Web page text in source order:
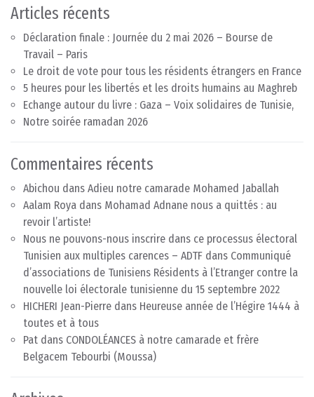
Articles récents
Déclaration finale : Journée du 2 mai 2026 – Bourse de
Travail – Paris
Le droit de vote pour tous les résidents étrangers en France
5 heures pour les libertés et les droits humains au Maghreb
Echange autour du livre : Gaza – Voix solidaires de Tunisie,
Notre soirée ramadan 2026
Commentaires récents
Abichou dans Adieu notre camarade Mohamed Jaballah
Aalam Roya dans Mohamad Adnane nous a quittés : au
revoir l’artiste!
Nous ne pouvons-nous inscrire dans ce processus électoral
Tunisien aux multiples carences – ADTF dans Communiqué
d’associations de Tunisiens Résidents à l’Etranger contre la
nouvelle loi électorale tunisienne du 15 septembre 2022
HICHERI Jean-Pierre dans Heureuse année de l’Hégire 1444 à
toutes et à tous
Pat dans CONDOLÉANCES à notre camarade et frère
Belgacem Tebourbi (Moussa)